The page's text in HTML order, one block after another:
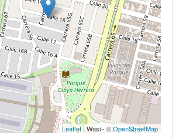
Leaflet| Wasi - ©OpenStreetMap